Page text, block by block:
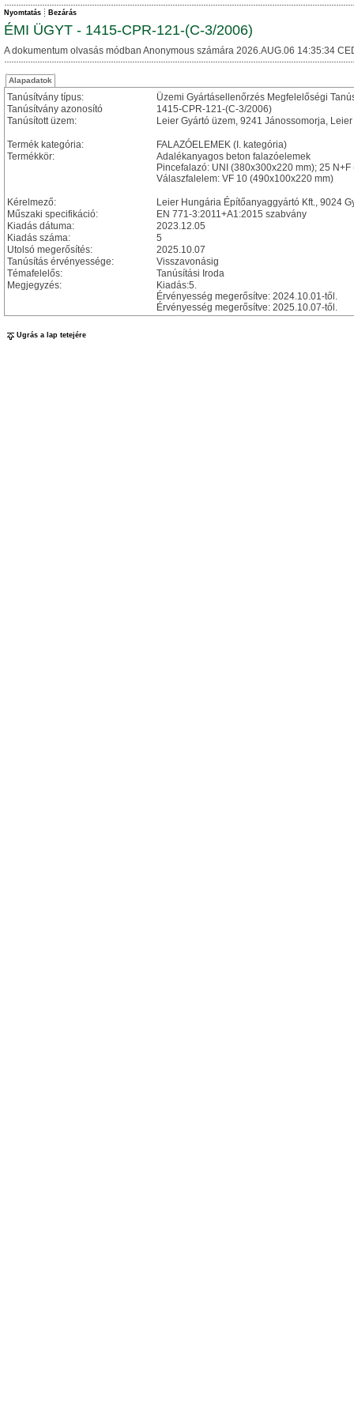
Nyomtatás Bezárás
ÉMI ÜGYT - 1415-CPR-121-(C-3/2006)
A dokumentum olvasás módban Anonymous számára 2026.AUG.06 14:35:34
Alapadatok
Tanúsítvány típus:
Üzemi Gyártásellenőrzés Megfelelőségi
Tanúsítvány azonosító
1415-CPR-121-(C-3/2006)
Tanúsított üzem:
Leier Gyártó üzem, 9241 Jánossomorja, Leier
Termék kategória:
FALAZÓELEMEK (I. kategória)
Termékkör:
Adalékanyagos beton falazóelemek
Pincefalazó: UNI (380x300x220 mm); 25
Válaszfalelem: VF 10 (490x100x220 mm)
Kérelmező:
Leier Hungária Építőanyaggyártó Kft., 9024
Műszaki specifikáció:
EN 771-3:2011+A1:2015 szabvány
Kiadás dátuma:
2023.12.05
Kiadás száma:
5
Utolsó megerősítés:
2025.10.07
Tanúsítás érvényessége:
Visszavonásig
Témafelelős:
Tanúsítási Iroda
Megjegyzés:
Kiadás:5.
Érvényesség megerősítve: 2024.10.01-től.
Érvényesség megerősítve: 2025.10.07-től.
Ugrás a lap tetejére